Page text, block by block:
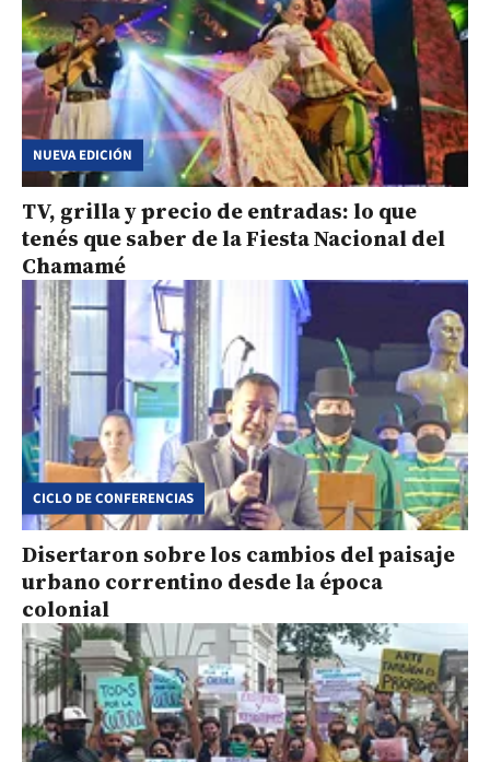
NUEVA EDICIÓN
TV, grilla y precio de entradas: lo que
tenés que saber de la Fiesta Nacional del
Chamamé
CICLO DE CONFERENCIAS
Disertaron sobre los cambios del paisaje
urbano correntino desde la época
colonial